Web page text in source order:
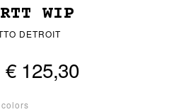
WIP
DETROIT
€ 125,30